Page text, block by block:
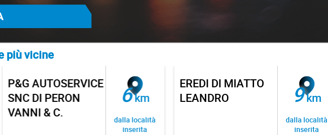
più vicine
P&G AUTOSERVICE
SNC DI PERON
VANNI & C.
6km
dalla località
inserita
EREDI DI MIATTO
LEANDRO
9km
dalla località
inserita